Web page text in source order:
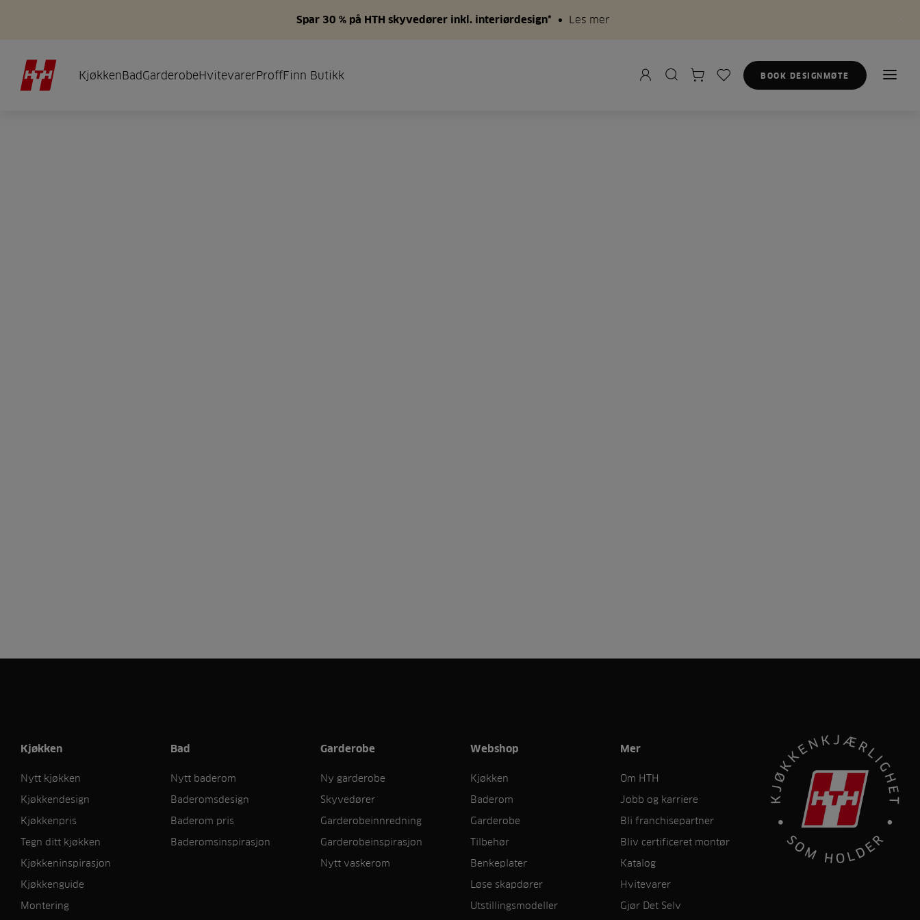
Spar 30 % på HTH skyvedører inkl. interiørdesign* Les mer
KjøkkenBadGarderobeHvitevarerProffFinn Butikk BOOK DESIGNMØTE
Kjøkken
Nytt kjøkken
Kjøkkendesign
Kjøkkenpris
Tegn ditt kjøkken
Kjøkkeninspirasjon
Kjøkkenguide
Montering
Bad
Nytt baderom
Baderomsdesign
Baderom pris
Baderomsinspirasjon
Garderobe
Ny garderobe
Skyvedører
Garderobeinnredning
Garderobeinspirasjon
Nytt vaskerom
Webshop
Kjøkken
Baderom
Garderobe
Tilbehør
Benkeplater
Løse skapdører
Utstillingsmodeller
Mer
Om HTH
Jobb og karriere
Bli franchisepartner
Bliv certificeret montør
Katalog
Hvitevarer
Gjør Det Selv